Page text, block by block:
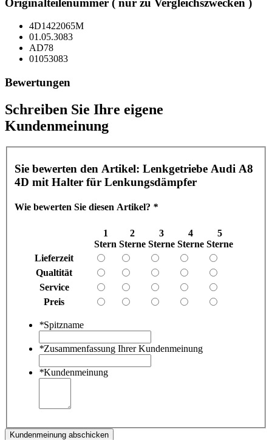
4D1422065M
01.05.3083
AD78
01053083
Bewertungen
Schreiben Sie Ihre eigene
Kundenmeinung
Sie bewerten den Artikel: Lenkgetriebe Audi A8
4D mit Halter für Lenkungsdämpfer
Wie bewerten Sie diesen Artikel? *
1
Stern
2
Sterne
3
Sterne
4
Sterne
5
Sterne
Lieferzeit
Qualtität
Service
Preis
*Spitzname
*Zusammenfassung Ihrer Kundenmeinung
*Kundenmeinung
Kundenmeinung abschicken